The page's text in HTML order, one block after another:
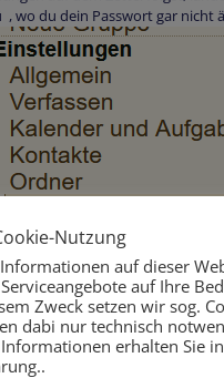
wo du dein Passwort gar nicht
Administratorenmenü anders
auf der Startseite einfach in der
„Einstellungen“ auf „Kennwort“
Nutzung
auf dieser
auf Ihre
Zweck setzen wir sog.
dabi nur technisch
erhalten Sie